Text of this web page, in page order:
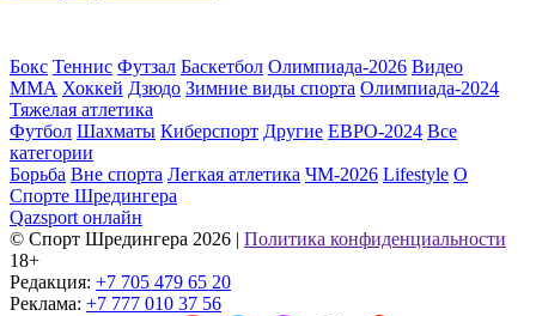
Бокс Теннис Футзал Баскетбол Олимпиада-2026 Видео
ММА Хоккей Дзюдо Зимние виды спорта Олимпиада-2024
Тяжелая атлетика
Футбол Шахматы Киберспорт Другие ЕВРО-2024 Все
категории
Борьба Вне спорта Легкая атлетика ЧМ-2026 Lifestyle О
Спорте Шредингера
Qazsport онлайн
© Cпорт Шредингера 2026 | Политика конфиденциальности
18+
Редакция: +7 705 479 65 20
Реклама: +7 777 010 37 56